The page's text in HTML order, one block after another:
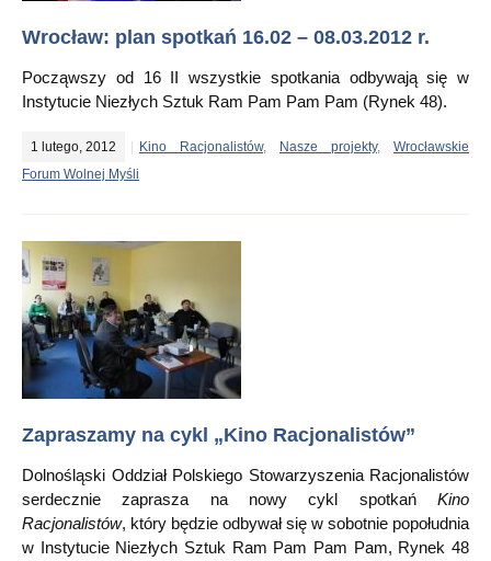
Wrocław: plan spotkań 16.02 – 08.03.2012 r.
Począwszy od 16 II wszystkie spotkania odbywają się w
Instytucie Niezłych Sztuk Ram Pam Pam Pam (Rynek 48).
1 lutego, 2012 Kino Racjonalistów, Nasze projekty, Wrocławskie
Forum Wolnej Myśli
Zapraszamy na cykl „Kino Racjonalistów”
Dolnośląski Oddział Polskiego Stowarzyszenia Racjonalistów
serdecznie zaprasza na nowy cykl spotkań Kino
Racjonalistów, który będzie odbywał się w sobotnie popołudnia
w Instytucie Niezłych Sztuk Ram Pam Pam Pam, Rynek 48